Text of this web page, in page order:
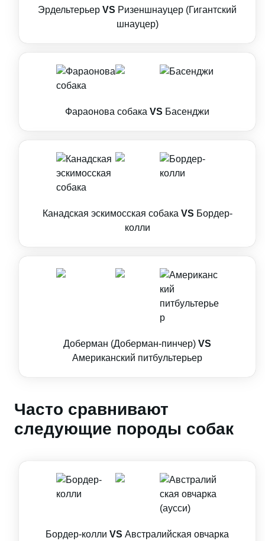
Эрдельтерьер VS Ризеншнауцер (Гигантский
шнауцер)
Фараонова собака VS Басенджи
Канадская эскимосская собака VS Бордер-
колли
Доберман (Доберман-пинчер) VS
Американский питбультерьер
Часто сравнивают
следующие породы собак
Бордер-колли VS Австралийская овчарка